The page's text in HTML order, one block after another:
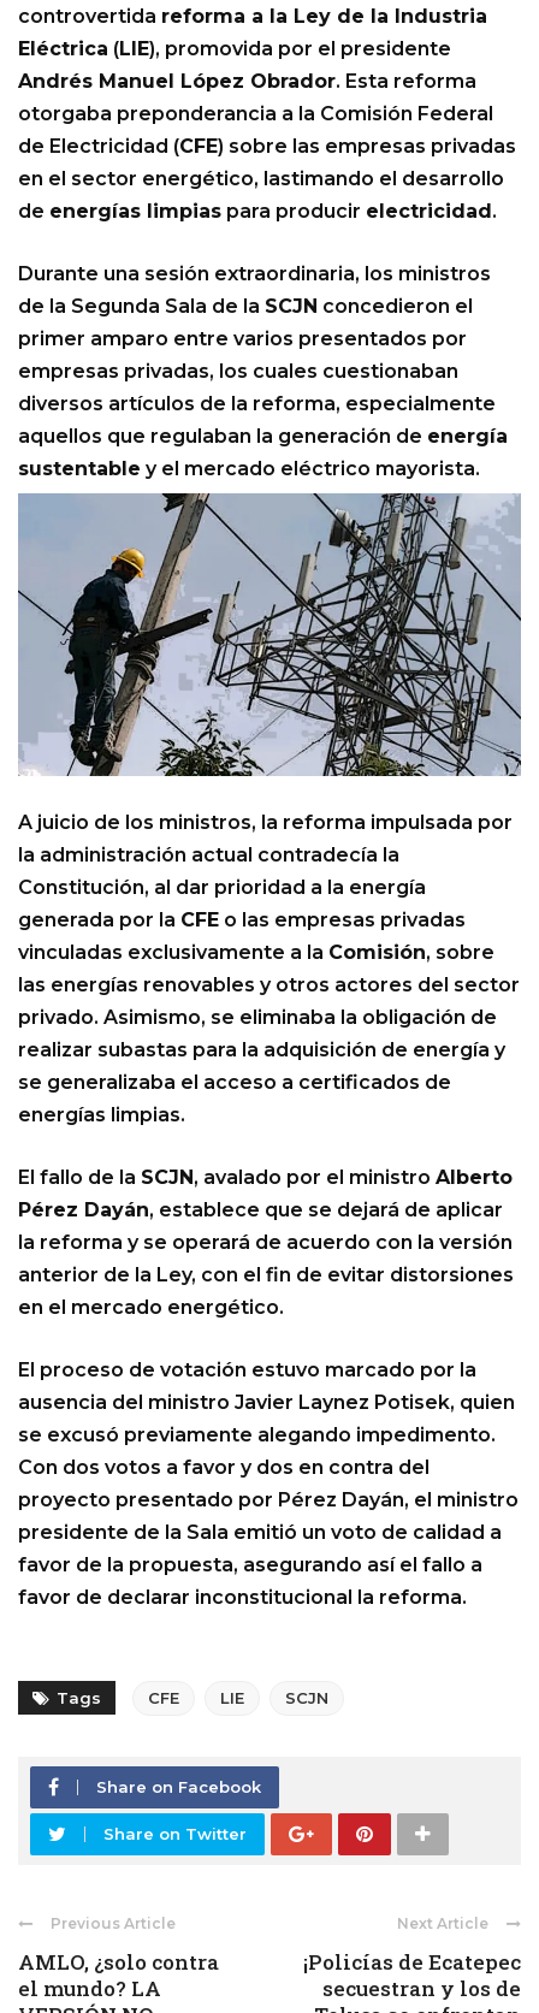
controvertida reforma a la Ley de la Industria
Eléctrica (LIE), promovida por el presidente
Andrés Manuel López Obrador. Esta reforma
otorgaba preponderancia a la Comisión Federal
de Electricidad (CFE) sobre las empresas privadas
en el sector energético, lastimando el desarrollo
de energías limpias para producir electricidad.
Durante una sesión extraordinaria, los ministros
de la Segunda Sala de la SCJN concedieron el
primer amparo entre varios presentados por
empresas privadas, los cuales cuestionaban
diversos artículos de la reforma, especialmente
aquellos que regulaban la generación de energía
sustentable y el mercado eléctrico mayorista.
A juicio de los ministros, la reforma impulsada por
la administración actual contradecía la
Constitución, al dar prioridad a la energía
generada por la CFE o las empresas privadas
vinculadas exclusivamente a la Comisión, sobre
las energías renovables y otros actores del sector
privado. Asimismo, se eliminaba la obligación de
realizar subastas para la adquisición de energía y
se generalizaba el acceso a certificados de
energías limpias.
El fallo de la SCJN, avalado por el ministro Alberto
Pérez Dayán, establece que se dejará de aplicar
la reforma y se operará de acuerdo con la versión
anterior de la Ley, con el fin de evitar distorsiones
en el mercado energético.
El proceso de votación estuvo marcado por la
ausencia del ministro Javier Laynez Potisek, quien
se excusó previamente alegando impedimento.
Con dos votos a favor y dos en contra del
proyecto presentado por Pérez Dayán, el ministro
presidente de la Sala emitió un voto de calidad a
favor de la propuesta, asegurando así el fallo a
favor de declarar inconstitucional la reforma.
Tags CFE LIE SCJN
Share on Facebook
Share on Twitter
Previous Article
AMLO, ¿solo contra
el mundo? LA
Next Article
¡Policías de Ecatepec
secuestran y los de